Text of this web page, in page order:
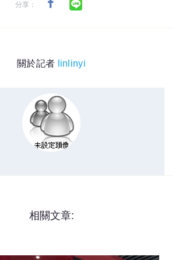
分享：
關於記者 linlinyi
相關文章: